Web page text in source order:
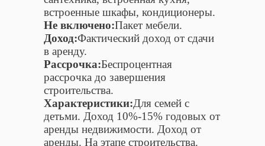
встроенные шкафы, кондиционеры.
Не включено:Пакет мебели.
Доход:Фактический доход от сдачи
в аренду.
Рассрочка:Беспроцентная
рассрочка до завершения
строительства.
Характеристики:Для семей с
детьми. Доход 10%-15% годовых от
аренды недвижимости. Доход от
аренды. На этапе строительства.